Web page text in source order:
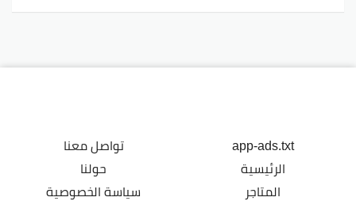
app-ads.txt
الرئيسية
المتاجر
تواصل معنا
حولنا
سياسة الخصوصية